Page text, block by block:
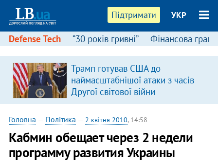
Підтримати УКР
Defense Tech “30 років гривні” Фінансова
Трамп готував США до
наймасштабнішої атаки з часів
Другої світової війни
Головна — Політика — 2 квітня 2010, 14:58
Кабмин обещает через 2 недели
программу развития Украины